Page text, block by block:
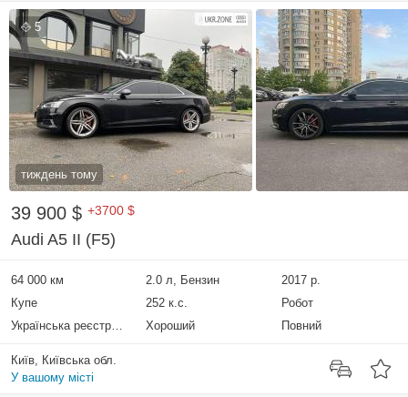
5
тиждень тому
39 900 $ +3700 $
Audi A5 II (F5)
64 000 км 2.0 л, Бензин
2017 р.
Купе
252 к.с.
Робот
Українська реєстрація
Хороший Повний
Київ, Київська обл.
У вашому місті